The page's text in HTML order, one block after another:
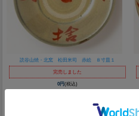
読谷山焼・北窯 松田米司 赤絵 ８寸皿１
完売しました
0円(税込)